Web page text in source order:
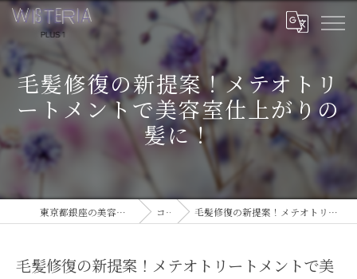
毛髪修復の新提案！メテオトリ
ートメントで美容室仕上がりの
髪に！
東京都銀座の美容室ならWISTERIA PLUS 1 コラム 毛髪修復の新提案！メテオトリートメントで美容室仕上がりの髪に！
毛髪修復の新提案！メテオトリートメントで美